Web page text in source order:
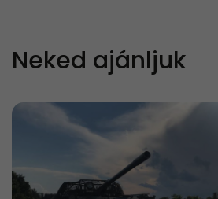
Neked ajánljuk